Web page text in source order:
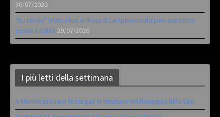
30/07/2026
“Au revoir” Monselice in Rosa. Il campionato italiano marathon
passa a Gallio 29/07/2026
I più letti della settimana
A Montecoronaro festa per la chiusura del Romagna Bike Cup